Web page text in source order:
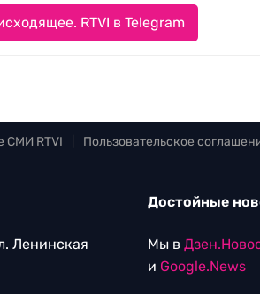
RTVI в Telegram
СМИ RTVI Пользовательское
Ленинская
Достойные
Мы в
и Google.News